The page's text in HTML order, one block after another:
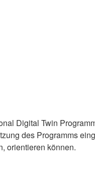
Digital Twin
des Programms
orientieren können.